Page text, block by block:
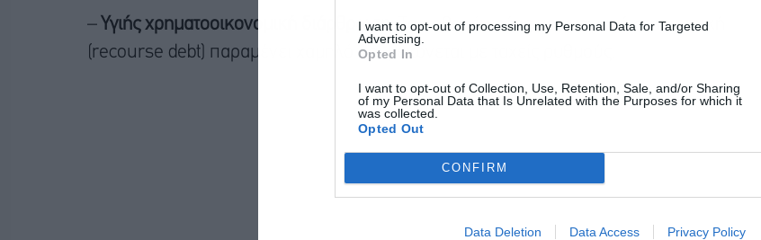
I want to opt-out of processing my Personal Data for Targeted
Advertising.
Opted In
I want to opt-out of Collection, Use, Retention, Sale, and/or Sharing
of my Personal Data that Is Unrelated with the Purposes for which it
was collected.
Opted Out
CONFIRM
Data Deletion Data Access Privacy Policy
– Υγιής χρηματοοικονομική διάρθρωση: Το καθαρό χρέος με αναγωγή στη μητρική
(recourse debt) παραμένει χαμηλό και μειώνεται με ταχείς ρυθμούς.